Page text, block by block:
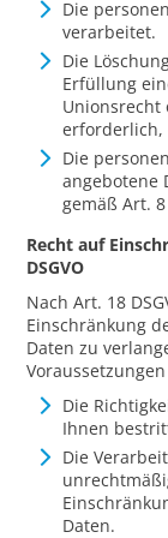
Die
verarbeitet.
Die
Erfüllung
Unionsrecht
erforderlich,
Die
angebotene
gemäß Art.
Recht auf
DSGVO
Nach Art. 18
Einschränkung
Daten zu
Die
Ihnen
Die
Daten.